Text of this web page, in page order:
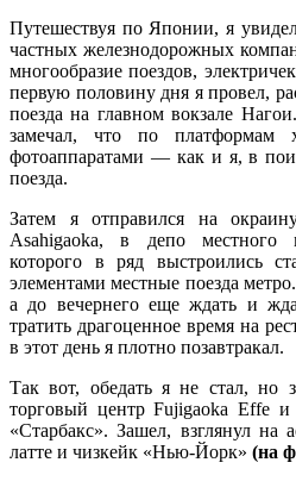
Путешествуя по Японии, я
частных железнодорожных
многообразие поездов,
первую половину дня я провел,
поезда на главном вокзале
замечал, что по
фотоаппаратами — как и я, в
поезда.
Затем я отправился на
Asahigaoka, в депо местного
которого в ряд выстроились
элементами местные поезда
а до вечернего еще ждать и
тратить драгоценное время на
в этот день я плотно позавтракал.
Так вот, обедать я не стал, но
торговый центр Fujigaoka Effe
«Старбакс». Зашел, взглянул на
латте и чизкейк «Нью-Йорк» (на